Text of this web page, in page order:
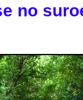
no